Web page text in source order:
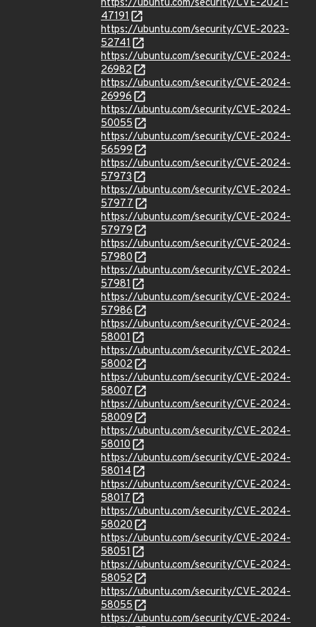
https://ubuntu.com/security/CVE-2021-
47191
https://ubuntu.com/security/CVE-2023-
52741
https://ubuntu.com/security/CVE-2024-
26982
https://ubuntu.com/security/CVE-2024-
26996
https://ubuntu.com/security/CVE-2024-
50055
https://ubuntu.com/security/CVE-2024-
56599
https://ubuntu.com/security/CVE-2024-
57973
https://ubuntu.com/security/CVE-2024-
57977
https://ubuntu.com/security/CVE-2024-
57979
https://ubuntu.com/security/CVE-2024-
57980
https://ubuntu.com/security/CVE-2024-
57981
https://ubuntu.com/security/CVE-2024-
57986
https://ubuntu.com/security/CVE-2024-
58001
https://ubuntu.com/security/CVE-2024-
58002
https://ubuntu.com/security/CVE-2024-
58007
https://ubuntu.com/security/CVE-2024-
58009
https://ubuntu.com/security/CVE-2024-
58010
https://ubuntu.com/security/CVE-2024-
58014
https://ubuntu.com/security/CVE-2024-
58017
https://ubuntu.com/security/CVE-2024-
58020
https://ubuntu.com/security/CVE-2024-
58051
https://ubuntu.com/security/CVE-2024-
58052
https://ubuntu.com/security/CVE-2024-
58055
https://ubuntu.com/security/CVE-2024-